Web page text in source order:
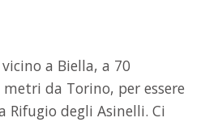
a Biella, a 70
da Torino, per essere
Rifugio degli Asinelli. Ci